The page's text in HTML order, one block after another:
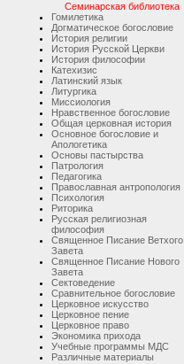
Семинарская библиотека
Гомилетика
Догматическое богословие
История религии
История Русской Церкви
История философии
Катехизис
Латинский язык
Литургика
Миссиология
Нравственное богословие
Общая церковная история
Основное богословие и
Апологетика
Основы пастырства
Патрология
Педагогика
Православная антропология
Психология
Риторика
Русская религиозная
философия
Священное Писание Ветхого
Завета
Священное Писание Нового
Завета
Сектоведение
Сравнительное богословие
Церковное искусство
Церковное пение
Церковное право
Экономика прихода
Учебные программы МДС
Различные материалы